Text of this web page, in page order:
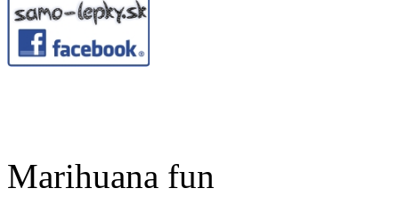
Marihuana fun